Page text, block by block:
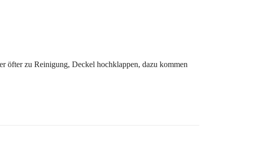
öfter zu Reinigung, Deckel hochklappen, dazu kommen